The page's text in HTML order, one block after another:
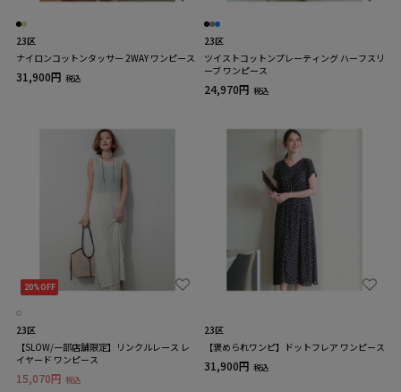
23区
ナイロンコットンタッサー 2WAY ワンピース
31,900円 税込
23区
ツイストコットンプレーティング ハーフスリ
ーブ ワンピース
24,970円 税込
20%OFF
23区
【SLOW/一部店舗限定】リンクルレース レ
イヤード ワンピース
15,070円 税込
23区
【褒められワンピ】ドットフレア ワンピース
31,900円 税込